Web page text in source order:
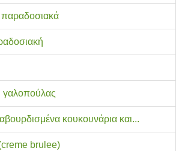
γαλοπούλας
κουκουνάρια και...
brulee)